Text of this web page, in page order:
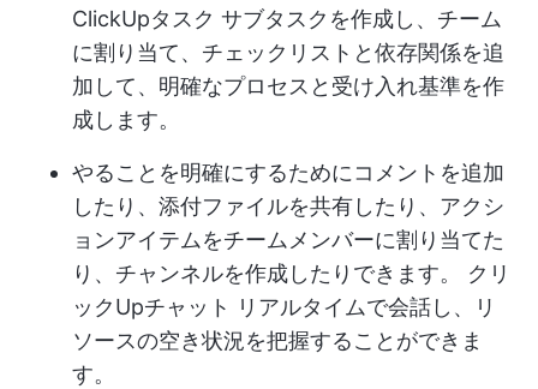
ClickUpタスク サブタスクを作成し、チーム
に割り当て、チェックリストと依存関係を追
加して、明確なプロセスと受け入れ基準を作
成します。
やることを明確にするためにコメントを追加
したり、添付ファイルを共有したり、アクシ
ョンアイテムをチームメンバーに割り当てた
り、チャンネルを作成したりできます。 クリ
ックUpチャット
リアルタイムで会話し、リ
ソースの空き状況を把握することができま
す。